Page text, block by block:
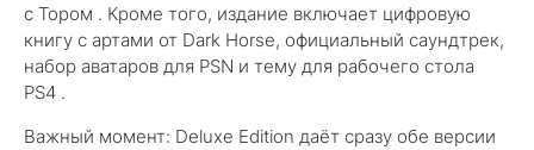
с Тором . Кроме того, издание включает цифровую
книгу с артами от Dark Horse, официальный саундтрек,
набор аватаров для PSN и тему для рабочего стола
PS4 .
Важный момент: Deluxe Edition даёт сразу обе версии